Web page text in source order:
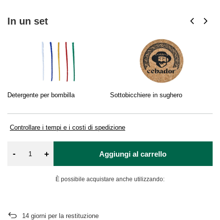
In un set
Detergente per bombilla Sottobicchiere in sughero
Controllare i tempi e i costi di spedizione
- + Aggiungi al carrello
È possibile acquistare anche utilizzando:
14 giorni per la restituzione